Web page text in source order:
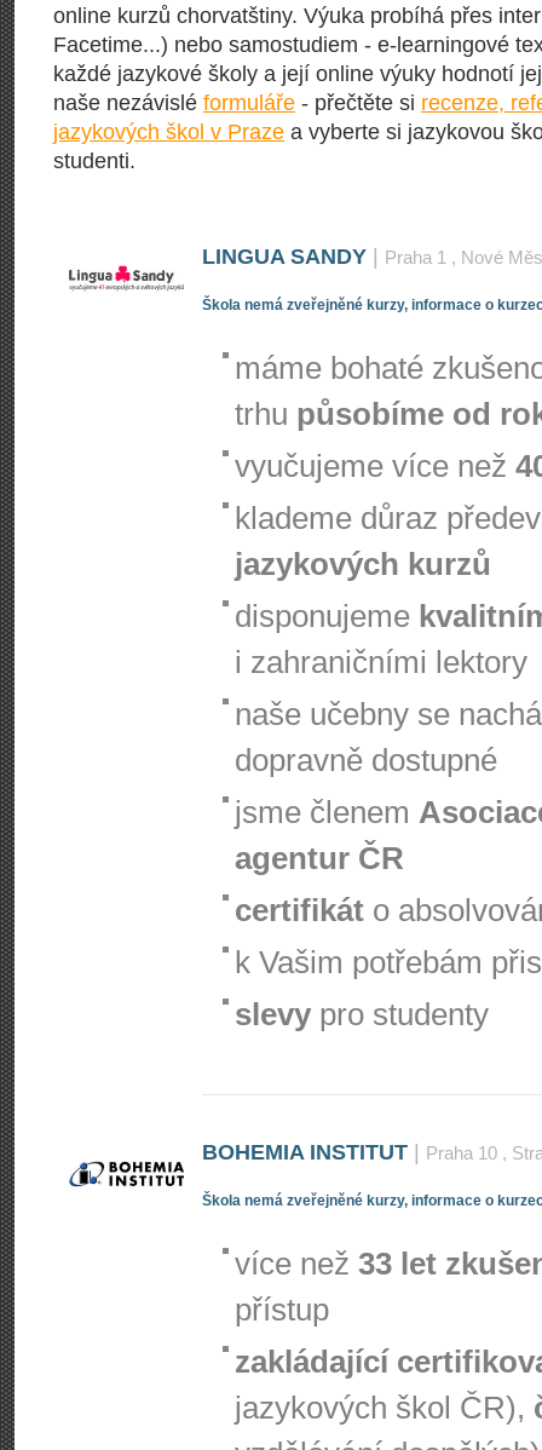
online kurzů chorvatštiny. Výuka probíhá přes
Facetime...) nebo samostudiem - e-learningové
každé jazykové školy a její online výuky hodnotí
naše nezávislé formuláře - přečtěte si recenze,
jazykových škol v Praze a vyberte si jazykovou
studenti.
LINGUA SANDY Praha 1 , Nové
Škola nemá zveřejněné kurzy, informace o
máme bohaté
trhu působíme od
vyučujeme více než
klademe důraz
jazykových kurzů
disponujeme
i zahraničními lektory
naše učebny se
dopravně dostupné
jsme členem
agentur ČR
certifikát o
k Vašim potřebám
slevy pro studenty
BOHEMIA INSTITUT Praha 10 ,
Škola nemá zveřejněné kurzy, informace o
více než 33 let
přístup
zakládající
jazykových škol ČR),